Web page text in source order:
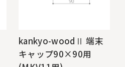
kankyo-woodⅡ 端末
キャップ90×90用